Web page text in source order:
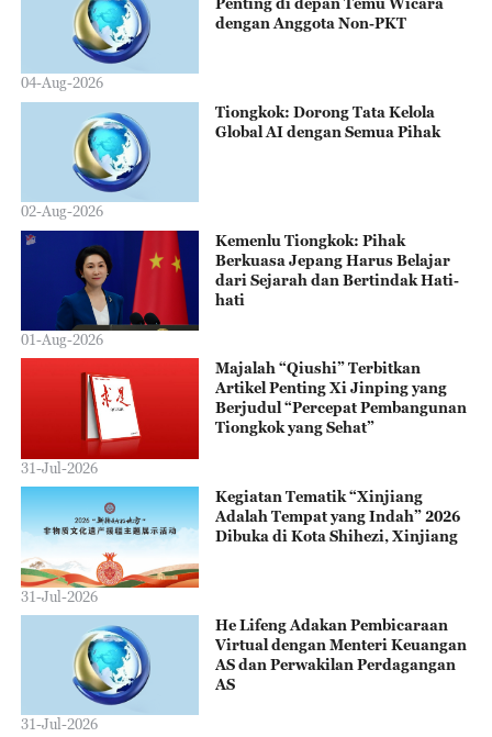
dengan Anggota Non-PKT
04-Aug-2026
Tiongkok: Dorong Tata Kelola
Global AI dengan Semua Pihak
02-Aug-2026
Kemenlu Tiongkok: Pihak
Berkuasa Jepang Harus Belajar
dari Sejarah dan Bertindak Hati-
hati
01-Aug-2026
Majalah “Qiushi” Terbitkan
Artikel Penting Xi Jinping yang
Berjudul “Percepat Pembangunan
Tiongkok yang Sehat”
31-Jul-2026
Kegiatan Tematik “Xinjiang
Adalah Tempat yang Indah” 2026
Dibuka di Kota Shihezi, Xinjiang
31-Jul-2026
He Lifeng Adakan Pembicaraan
Virtual dengan Menteri Keuangan
AS dan Perwakilan Perdagangan
AS
31-Jul-2026